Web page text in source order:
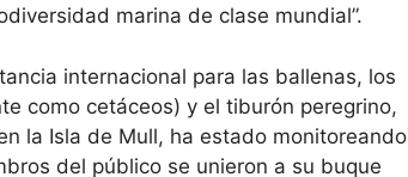
marina de clase mundial”.
internacional para las ballenas, los
como cetáceos) y el tiburón peregrino,
la Isla de Mull, ha estado monitoreando
del público se unieron a su buque